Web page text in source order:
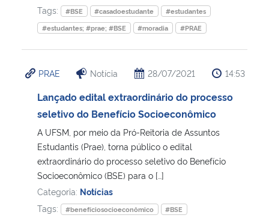
Secretaria de Governo
Advocacia-Geral da União
Banco Central do Brasil
Tags:
#BSE #casadoestudante
#estudantes
#estudantes; #prae; #BSE
#moradia #PRAE
PRAE Notícia 28/07/2021 14:53
Lançado edital extraordinário do processo
seletivo do Benefício Socioeconômico
A UFSM, por meio da Pró-Reitoria de Assuntos
Estudantis (Prae), torna público o edital
extraordinário do processo seletivo do Benefício
Socioeconômico (BSE) para o […]
Categoria: Notícias
Tags:
#benefíciosocioeconômico
#BSE